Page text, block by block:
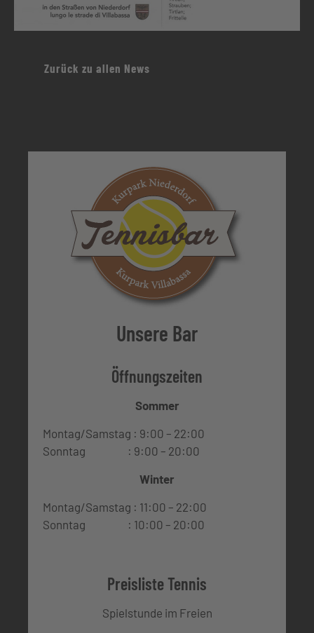
Zurück zu allen News
Unsere Bar
Öffnungszeiten
Sommer
Montag/Samstag : 9:00 – 22:00
Sonntag : 9:00 – 20:00
Winter
Montag/Samstag : 11:00 – 22:00
Sonntag : 10:00 – 20:00
Preisliste Tennis
Spielstunde im Freien